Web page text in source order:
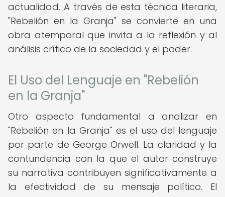
actualidad. A través de esta técnica literaria,
"Rebelión en la Granja" se convierte en una
obra atemporal que invita a la reflexión y al
análisis crítico de la sociedad y el poder.
El Uso del Lenguaje en "Rebelión
en la Granja"
Otro aspecto fundamental a analizar en
"Rebelión en la Granja" es el uso del lenguaje
por parte de George Orwell. La claridad y la
contundencia con la que el autor construye
su narrativa contribuyen significativamente a
la efectividad de su mensaje político. El